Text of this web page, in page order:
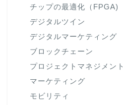
チップの最適化（FPGA)
デジタルツイン
デジタルマーケティング
ブロックチェーン
プロジェクトマネジメント
マーケティング
モビリティ